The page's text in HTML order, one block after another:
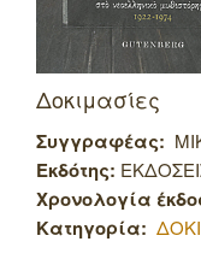
Δοκιμασίες
Συγγραφέας:
Εκδότης:
Χρονολογία
Κατηγορία: